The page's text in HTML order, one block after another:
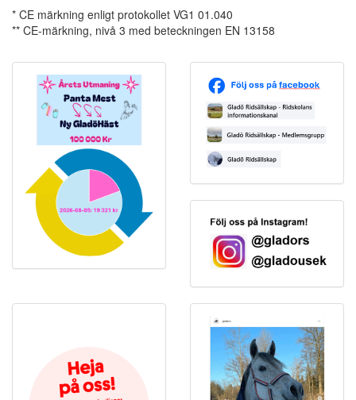
* CE märkning enligt protokollet VG1 01.040
** CE-märkning, nivå 3 med beteckningen EN 13158